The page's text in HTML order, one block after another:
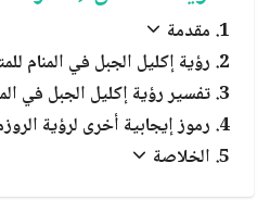
الأنبياء والصحابة
العبادات والشعائر الدينية
الجن والملائكة
مقدمة
رؤية إكليل الجبل في المنام
تفسير رؤية إكليل الجبل في
رموز إيجابية أخرى لرؤية
الخلاصة